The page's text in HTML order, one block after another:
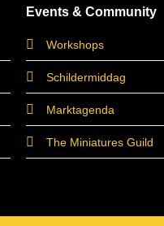
Events & Community
Workshops
Schildermiddag
Marktagenda
The Miniatures Guild